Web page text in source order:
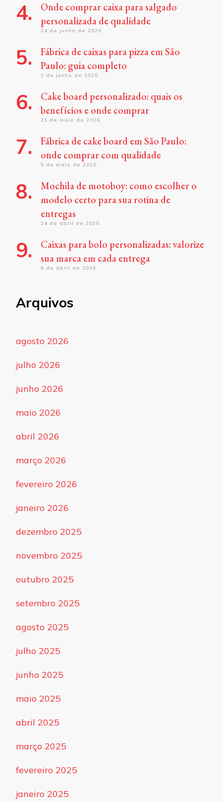
Onde comprar caixa para salgado
personalizada de qualidade
24 de junho de 2026
Fábrica de caixas para pizza em São
Paulo: guia completo
1 de junho de 2026
Cake board personalizado: quais os
benefícios e onde comprar
21 de maio de 2026
Fábrica de cake board em São Paulo:
onde comprar com qualidade
5 de maio de 2026
Mochila de motoboy: como escolher o
modelo certo para sua rotina de
entregas
24 de abril de 2026
Caixas para bolo personalizadas: valorize
sua marca em cada entrega
6 de abril de 2026
Arquivos
agosto 2026
julho 2026
junho 2026
maio 2026
abril 2026
março 2026
fevereiro 2026
janeiro 2026
dezembro 2025
novembro 2025
outubro 2025
setembro 2025
agosto 2025
julho 2025
junho 2025
maio 2025
abril 2025
março 2025
fevereiro 2025
janeiro 2025